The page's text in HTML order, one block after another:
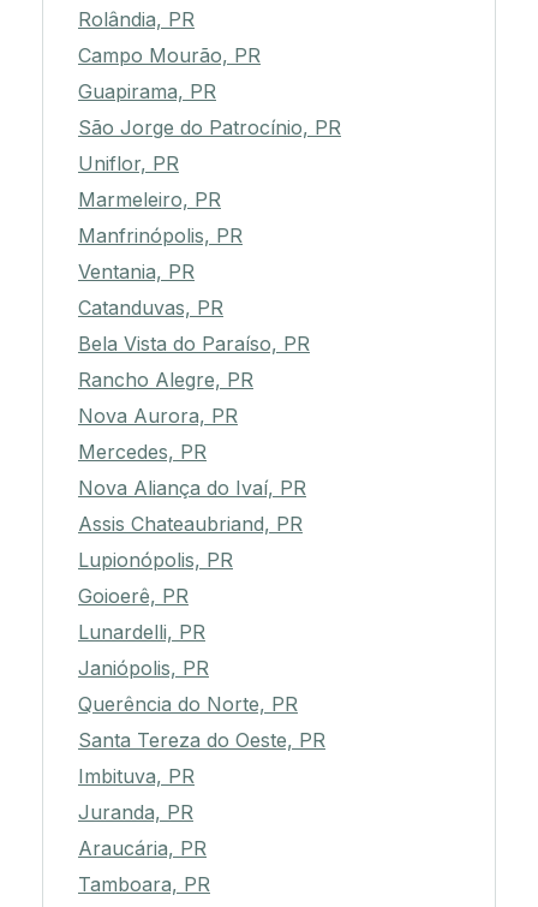
Rolândia, PR
Campo Mourão, PR
Guapirama, PR
São Jorge do Patrocínio, PR
Uniflor, PR
Marmeleiro, PR
Manfrinópolis, PR
Ventania, PR
Catanduvas, PR
Bela Vista do Paraíso, PR
Rancho Alegre, PR
Nova Aurora, PR
Mercedes, PR
Nova Aliança do Ivaí, PR
Assis Chateaubriand, PR
Lupionópolis, PR
Goioerê, PR
Lunardelli, PR
Janiópolis, PR
Querência do Norte, PR
Santa Tereza do Oeste, PR
Imbituva, PR
Juranda, PR
Araucária, PR
Tamboara, PR